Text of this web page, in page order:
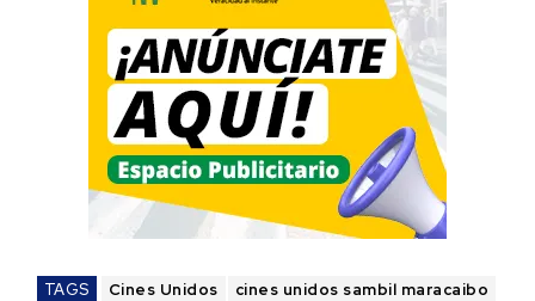
TAGS Cines Unidos
cines unidos sambil maracaibo